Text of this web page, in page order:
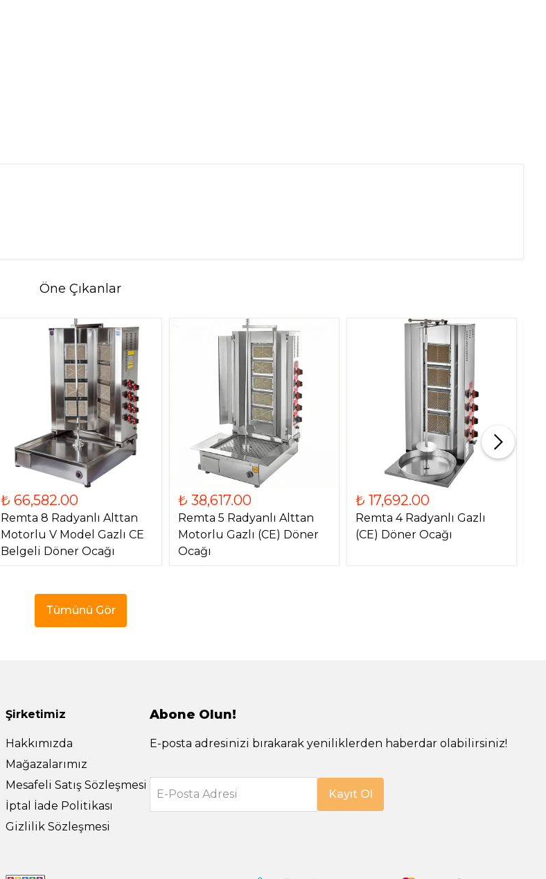
Öne Çıkanlar
₺ 66,582.00
Remta 8 Radyanlı Alttan
Motorlu V Model Gazlı CE
Belgeli Döner Ocağı
₺ 38,617.00
Remta 5 Radyanlı Alttan
Motorlu Gazlı (CE) Döner
Ocağı
₺ 17,692.00
Remta 4 Radyanlı Gazlı
(CE) Döner Ocağı
Tümünü Gör
Şirketimiz
Hakkımızda
Mağazalarımız
Mesafeli Satış Sözleşmesi
İptal İade Politikası
Gizlilik Sözleşmesi
Abone Olun!
E-posta adresinizi bırakarak yeniliklerden haberdar olabilirsiniz!
E-Posta Adresi Kayıt Ol